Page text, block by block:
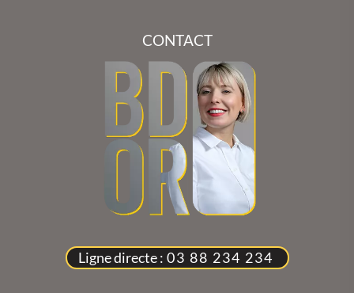
CONTACT
Ligne directe : 03 88 234 234